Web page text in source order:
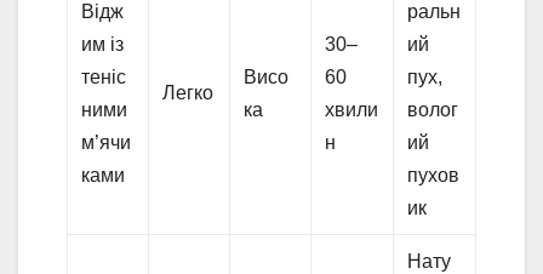
Відж
им із
теніс
ними
м’ячи
ками
Легко
Висо
ка
30–
60
хвили
н
ральн
ий
пух,
волог
ий
пухов
ик
Нату